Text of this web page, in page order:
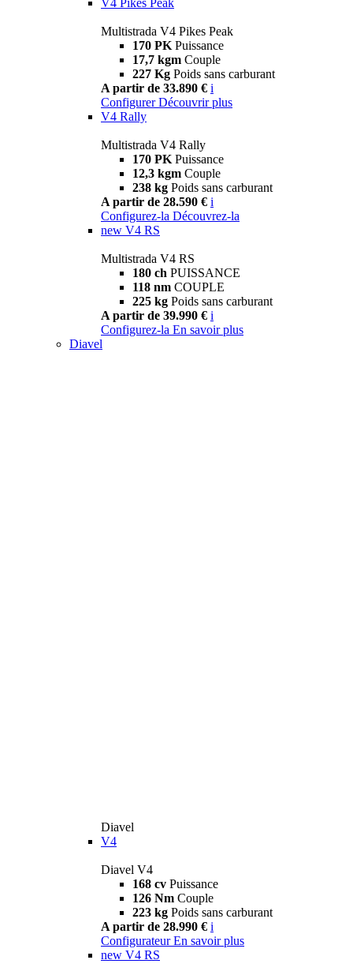
Multistrada V4 Pikes Peak
170 PK Puissance
17,7 kgm Couple
227 Kg Poids sans carburant
A partir de 33.890 € i
Configurer Découvrir plus
V4 Rally
Multistrada V4 Rally
170 PK Puissance
12,3 kgm Couple
238 kg Poids sans carburant
A partir de 28.590 € i
Configurez-la Découvrez-la
new V4 RS
Multistrada V4 RS
180 ch PUISSANCE
118 nm COUPLE
225 kg Poids sans carburant
A partir de 39.990 € i
Configurez-la En savoir plus
Diavel
Diavel
V4
Diavel V4
168 cv Puissance
126 Nm Couple
223 kg Poids sans carburant
A partir de 28.990 € i
Configurateur En savoir plus
new V4 RS